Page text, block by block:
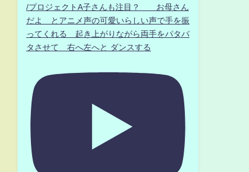
/プロジェクトA子さんも注目？ お母さん
だよ とアニメ声の可愛いらしい声で手を振
ってくれる 起き上がりながら両手をパタパ
タさせて 右へ左へと ダンスする